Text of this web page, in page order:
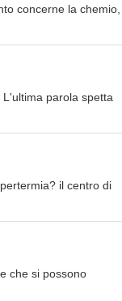
concerne la chemio,
parola spetta
il centro di
che si possono